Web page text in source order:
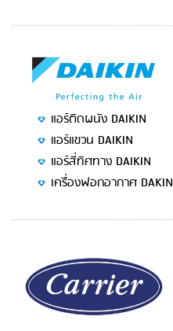
แอร์ติดผนัง DAIKIN
แอร์แขวน DAIKIN
แอร์สี่ทิศทาง DAIKIN
เครื่องฟอกอากาศ DAKIN